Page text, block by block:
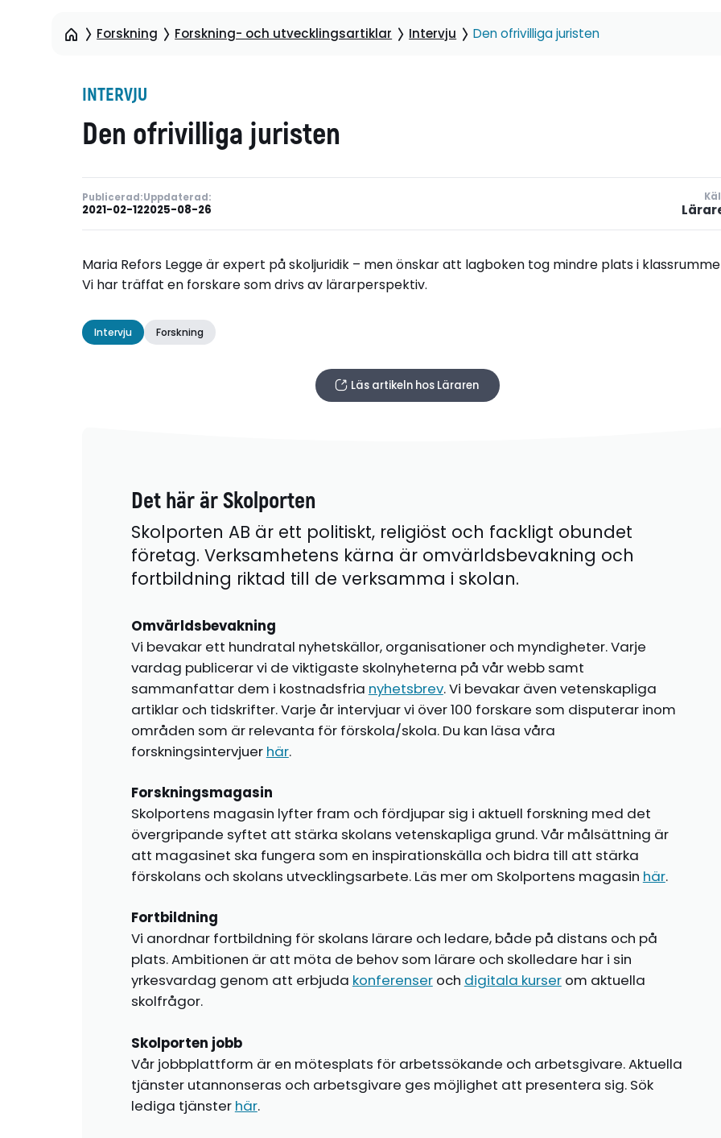
Forskning Forskning- och utvecklingsartiklar Intervju Den ofrivilliga juristen
INTERVJU
Den ofrivilliga juristen
Publicerad:
2021-02-12
Uppdaterad:
2025-08-26
Maria Refors Legge är expert på skol­juridik – men önskar att lagboken tog mindre plats i
Vi har träffat en ­forskare som drivs av lärarperspektiv.
Intervju Forskning
Läs artikeln hos Läraren
Det här är Skolporten
Skolporten AB är ett politiskt, religiöst och fackligt obundet
företag. Verksamhetens kärna är omvärldsbevakning och
fortbildning riktad till de verksamma i skolan.
Omvärldsbevakning
Vi bevakar ett hundratal nyhetskällor, organisationer och myndigheter. Varje
vardag publicerar vi de viktigaste skolnyheterna på vår webb samt
sammanfattar dem i kostnadsfria nyhetsbrev. Vi bevakar även vetenskapliga
artiklar och tidskrifter. Varje år intervjuar vi över 100 forskare som disputerar inom
områden som är relevanta för förskola/skola. Du kan läsa våra
forskningsintervjuer här.
Forskningsmagasin
Skolportens magasin lyfter fram och fördjupar sig i aktuell forskning med det
övergripande syftet att stärka skolans vetenskapliga grund. Vår målsättning är
att magasinet ska fungera som en inspirationskälla och bidra till att stärka
förskolans och skolans utvecklingsarbete. Läs mer om Skolportens magasin här.
Fortbildning
Vi anordnar fortbildning för skolans lärare och ledare, både på distans och på
plats. Ambitionen är att möta de behov som lärare och skolledare har i sin
yrkesvardag genom att erbjuda konferenseroch digitala kurserom aktuella
skolfrågor.
Skolporten jobb
Vår jobbplattform är en mötesplats för arbetssökande och arbetsgivare. Aktuella
tjänster utannonseras och arbetsgivare ges möjlighet att presentera sig. Sök
lediga tjänster här.